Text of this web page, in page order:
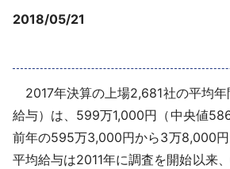
導入事例
採用情報
よくあるご質問
2018/05/21
2017年決算の上場2,681社の平均年
給与）は、599万1,000円（中央値
前年の595万3,000円から3万8,000円
平均給与は2011年に調査を開始以来